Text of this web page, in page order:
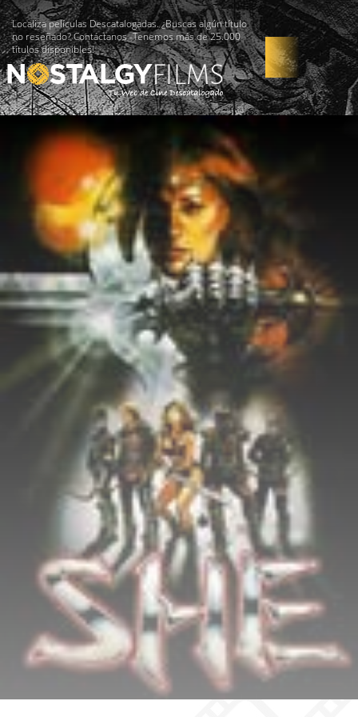
Localiza películas Descatalogadas. ¿Buscas algún título
no reseñado? Contáctanos -Tenemos más de 25.000
títulos disponibles!